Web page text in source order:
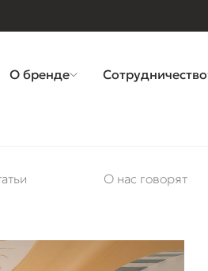
О бренде Сотрудничество
О нас говорят